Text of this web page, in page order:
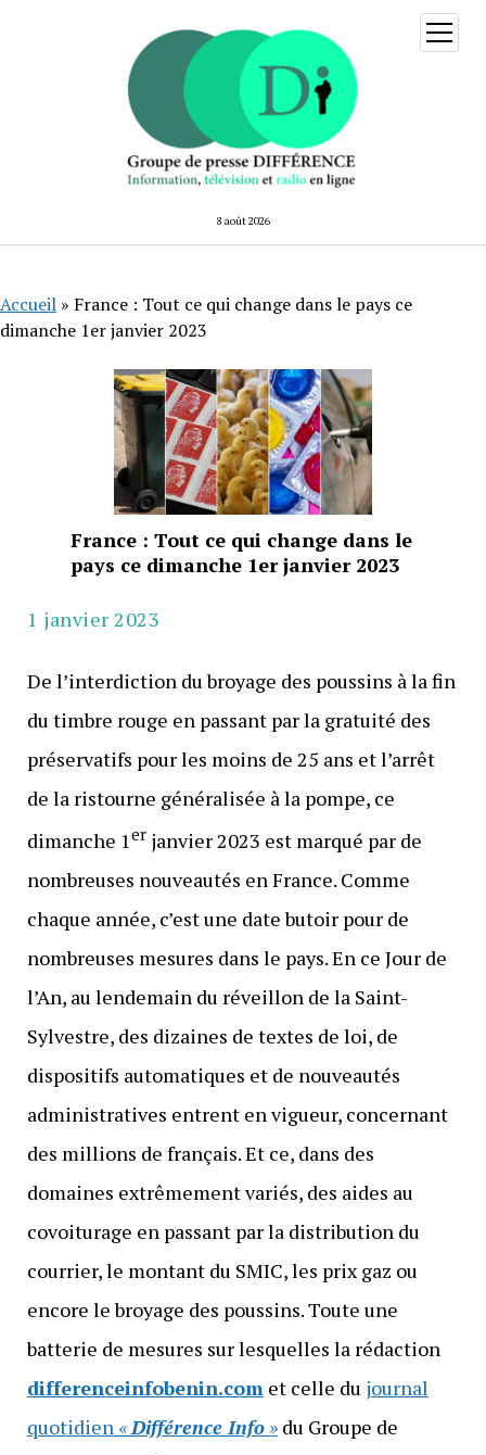
8 août 2026
ouvrir
menu
Accueil » France : Tout ce qui change dans le pays ce
dimanche 1er janvier 2023
France : Tout ce qui change dans le
pays ce dimanche 1er janvier 2023
1 janvier 2023
De l’interdiction du broyage des poussins à la fin
du timbre rouge en passant par la gratuité des
préservatifs pour les moins de 25 ans et l’arrêt
de la ristourne généralisée à la pompe, ce
dimanche 1erjanvier 2023 est marqué par de
nombreuses nouveautés en France. Comme
chaque année, c’est une date butoir pour de
nombreuses mesures dans le pays. En ce Jour de
l’An, au lendemain du réveillon de la Saint-
Sylvestre, des dizaines de textes de loi, de
dispositifs automatiques et de nouveautés
administratives entrent en vigueur, concernant
des millions de français. Et ce, dans des
domaines extrêmement variés, des aides au
covoiturage en passant par la distribution du
courrier, le montant du SMIC, les prix gaz ou
encore le broyage des poussins. Toute une
batterie de mesures sur lesquelles la rédaction
differenceinfobenin.comet celle du journal
quotidien «Différence Info»du Groupe de